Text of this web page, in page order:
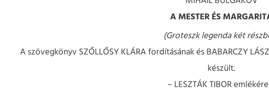
A MESTER ÉS
(Groteszk legenda két
A szövegkönyv SZŐLLŐSY KLÁRA fordításának és BABARCZY
készült.
– LESZTÁK TIBOR